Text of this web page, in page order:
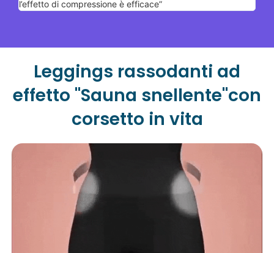
l’effetto di compressione è efficace”
Leggings rassodanti ad
effetto "Sauna snellente"con
corsetto in vita